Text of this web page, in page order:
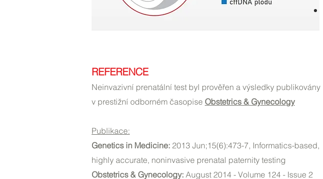
REFERENCE
Neinvazivní prenatální test byl prověřen a výsledky publikovány
v prestižní odborném časopise Obstetrics & Gynecology
Publikace:
Genetics in Medicine: 2013 Jun;15(6):473-7, Informatics-based,
highly accurate, noninvasive prenatal paternity testing
Obstetrics & Gynecology: August 2014 - Volume 124 - Issue 2